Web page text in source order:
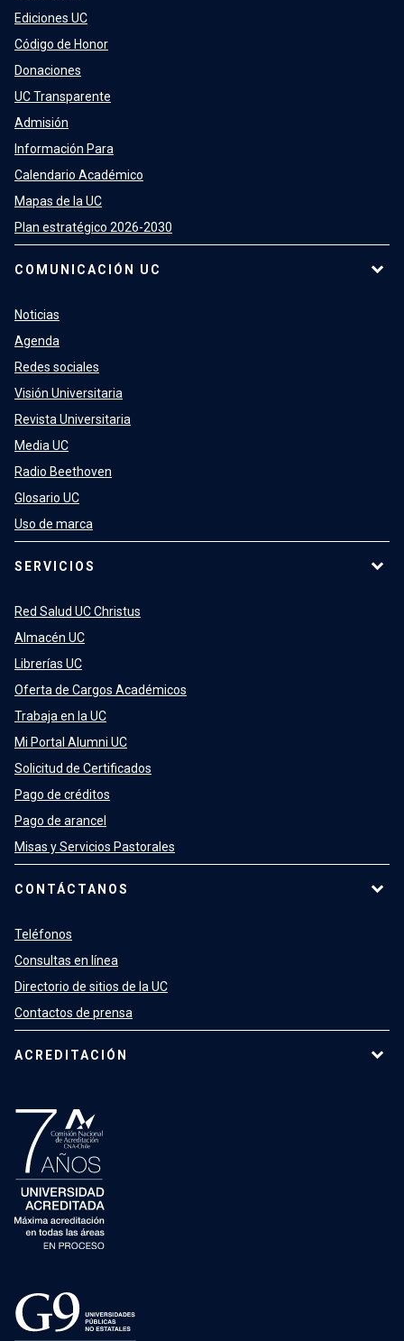
Ediciones UC
Código de Honor
Donaciones
UC Transparente
Admisión
Información Para
Calendario Académico
Mapas de la UC
Plan estratégico 2026-2030
COMUNICACIÓN UC
Noticias
Agenda
Redes sociales
Visión Universitaria
Revista Universitaria
Media UC
Radio Beethoven
Glosario UC
Uso de marca
SERVICIOS
Red Salud UC Christus
Almacén UC
Librerías UC
Oferta de Cargos Académicos
Trabaja en la UC
Mi Portal Alumni UC
Solicitud de Certificados
Pago de créditos
Pago de arancel
Misas y Servicios Pastorales
CONTÁCTANOS
Teléfonos
Consultas en línea
Directorio de sitios de la UC
Contactos de prensa
ACREDITACIÓN